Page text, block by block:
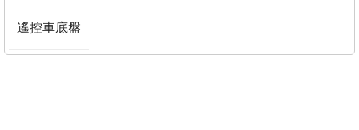
遙控車底盤